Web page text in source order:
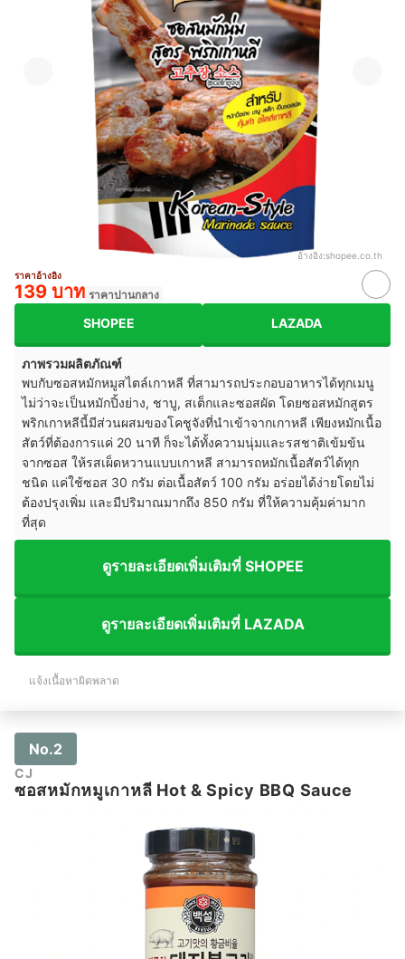
อ้างอิง:shopee.co.th
ราคาอ้างอิง
139 บาท ราคาปานกลาง
SHOPEE LAZADA
ภาพรวมผลิตภัณฑ์
พบกับซอสหมักหมูสไตล์เกาหลี ที่สามารถประกอบอาหารได้ทุกเมนู
ไม่ว่าจะเป็นหมักปิ้งย่าง, ชาบู, สเต็กและซอสผัด โดยซอสหมักสูตร
พริกเกาหลีนี้มีส่วนผสมของโคชูจังที่นำเข้าจากเกาหลี เพียงหมักเนื้อ
สัตว์ที่ต้องการแค่ 20 นาที ก็จะได้ทั้งความนุ่มและรสชาติเข้มข้น
จากซอส ให้รสเผ็ดหวานแบบเกาหลี สามารถหมักเนื้อสัตว์ได้ทุก
ชนิด แค่ใช้ซอส 30 กรัม ต่อเนื้อสัตว์ 100 กรัม อร่อยได้ง่ายโดยไม่
ต้องปรุงเพิ่ม และมีปริมาณมากถึง 850 กรัม ที่ให้ความคุ้มค่ามาก
ที่สุด
ดูรายละเอียดเพิ่มเติมที่ SHOPEE
ดูรายละเอียดเพิ่มเติมที่ LAZADA
แจ้งเนื้อหาผิดพลาด
No.2
CJ
ซอสหมักหมูเกาหลี Hot & Spicy BBQ Sauce